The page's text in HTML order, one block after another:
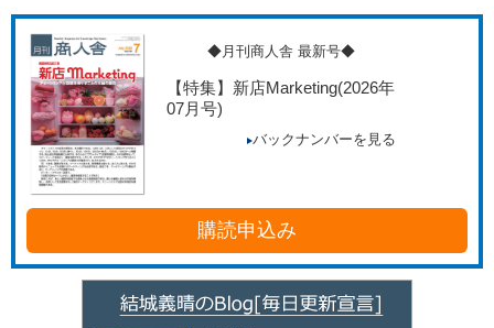
◆月刊商人舎 最新号◆
【特集】新店Marketing(2026年
07月号)
バックナンバーを見る
購読申込み